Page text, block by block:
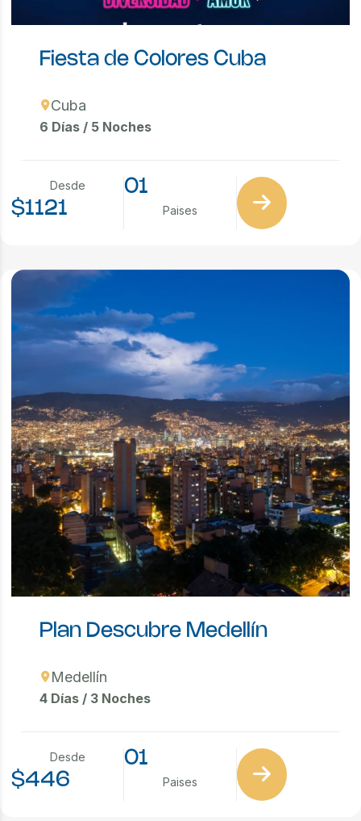
Fiesta de Colores Cuba
Cuba
6 Días / 5 Noches
Desde
$1121
01
Paises
Plan Descubre Medellín
Medellín
4 Días / 3 Noches
Desde
$446
01
Paises